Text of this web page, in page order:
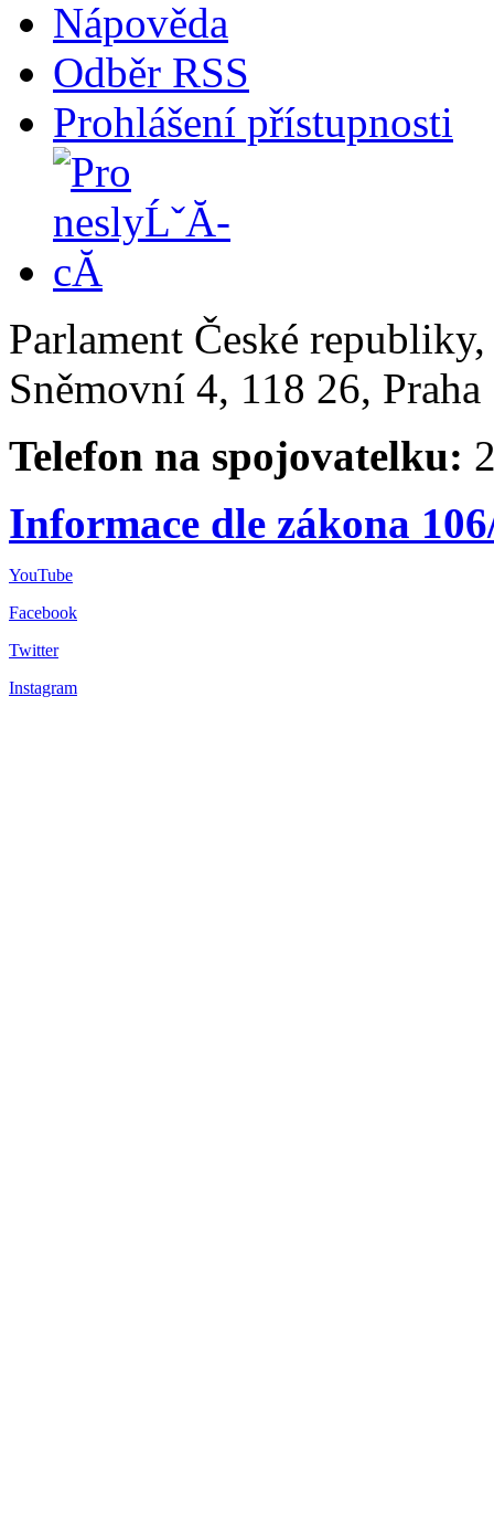
Nápověda
Odběr RSS
Prohlášení přístupnosti
Parlament České
Sněmovní 4, 118 26,
Telefon na spojovatelku:
Informace dle zákona
YouTube
Facebook
Twitter
Instagram